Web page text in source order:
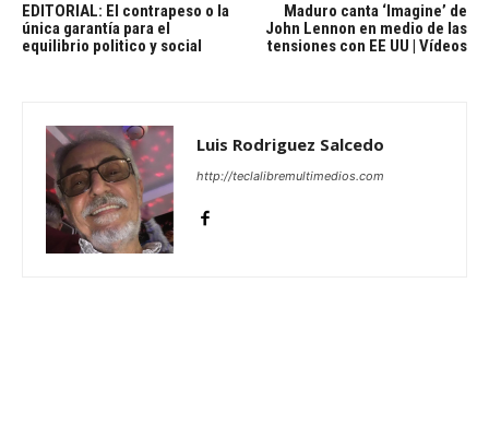
EDITORIAL: El contrapeso o la
única garantía para el
equilibrio politico y social
Maduro canta ‘Imagine’ de
John Lennon en medio de las
tensiones con EE UU | Vídeos
Luis Rodriguez Salcedo
http://teclalibremultimedios.com